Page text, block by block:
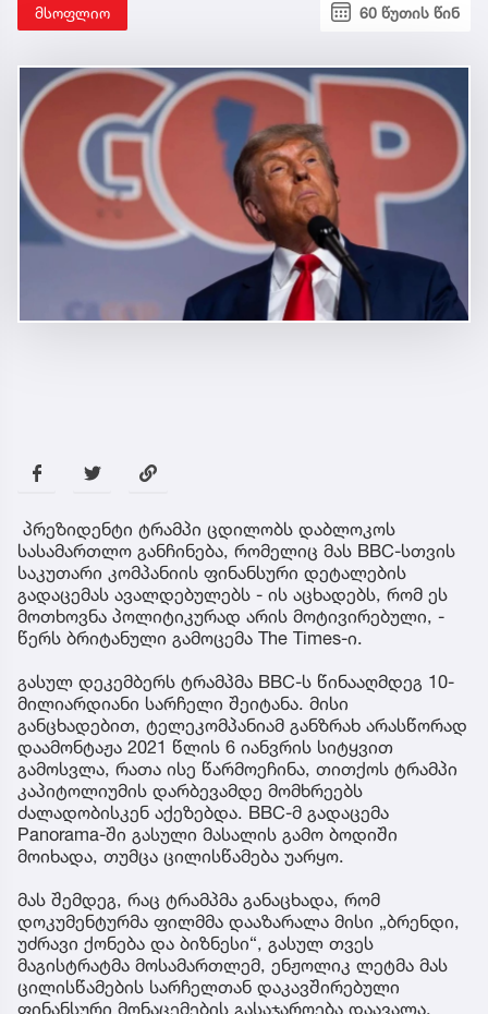
მსოფლიო 60 წუთის წინ
პრეზიდენტი ტრამპი ცდილობს დაბლოკოს
სასამართლო განჩინება, რომელიც მას BBC-სთვის
საკუთარი კომპანიის ფინანსური დეტალების
გადაცემას ავალდებულებს - ის აცხადებს, რომ ეს
მოთხოვნა პოლიტიკურად არის მოტივირებული, -
წერს ბრიტანული გამოცემა The Times-ი.
გასულ დეკემბერს ტრამპმა BBC-ს წინააღმდეგ 10-
მილიარდიანი სარჩელი შეიტანა. მისი
განცხადებით, ტელეკომპანიამ განზრახ არასწორად
დაამონტაჟა 2021 წლის 6 იანვრის სიტყვით
გამოსვლა, რათა ისე წარმოეჩინა, თითქოს ტრამპი
კაპიტოლიუმის დარბევამდე მომხრეებს
ძალადობისკენ აქეზებდა. BBC-მ გადაცემა
Panorama-ში გასული მასალის გამო ბოდიში
მოიხადა, თუმცა ცილისწამება უარყო.
მას შემდეგ, რაც ტრამპმა განაცხადა, რომ
დოკუმენტურმა ფილმმა დააზარალა მისი „ბრენდი,
უძრავი ქონება და ბიზნესი“, გასულ თვეს
მაგისტრატმა მოსამართლემ, ენჟოლიკ ლეტმა მას
ცილისწამების სარჩელთან დაკავშირებული
ფინანსური მონაცემების გასაჯაროება დაავალა.